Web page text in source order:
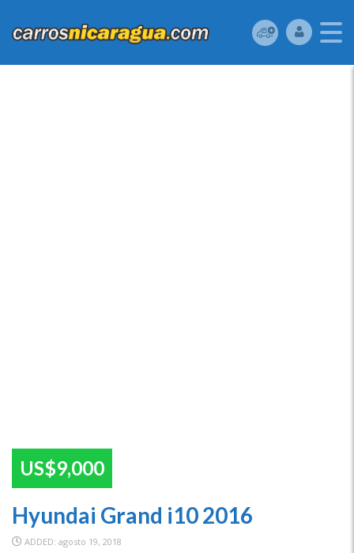
US$9,000
Hyundai Grand i10 2016
ADDED: agosto 19, 2018